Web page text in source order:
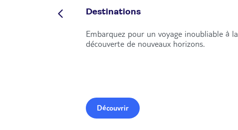
Destinations
Embarquez pour un voyage inoubliable à la
découverte de nouveaux horizons.
Découvrir